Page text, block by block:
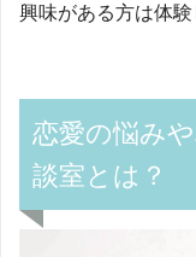
興味がある方は体験
恋愛の悩み
談室とは？